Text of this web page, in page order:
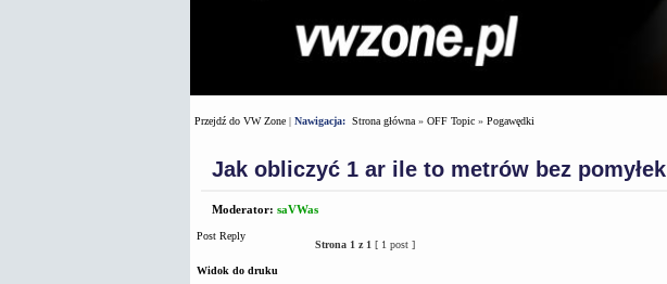
Przejdź do VW Zone| Nawigacja: Strona główna» OFF Topic» Pogawędki
Jak obliczyć 1 ar ile to metrów bez pomyłek
Moderator: saVWas
Post Reply
Strona 1 z 1 [ 1 post ]
Widok do druku